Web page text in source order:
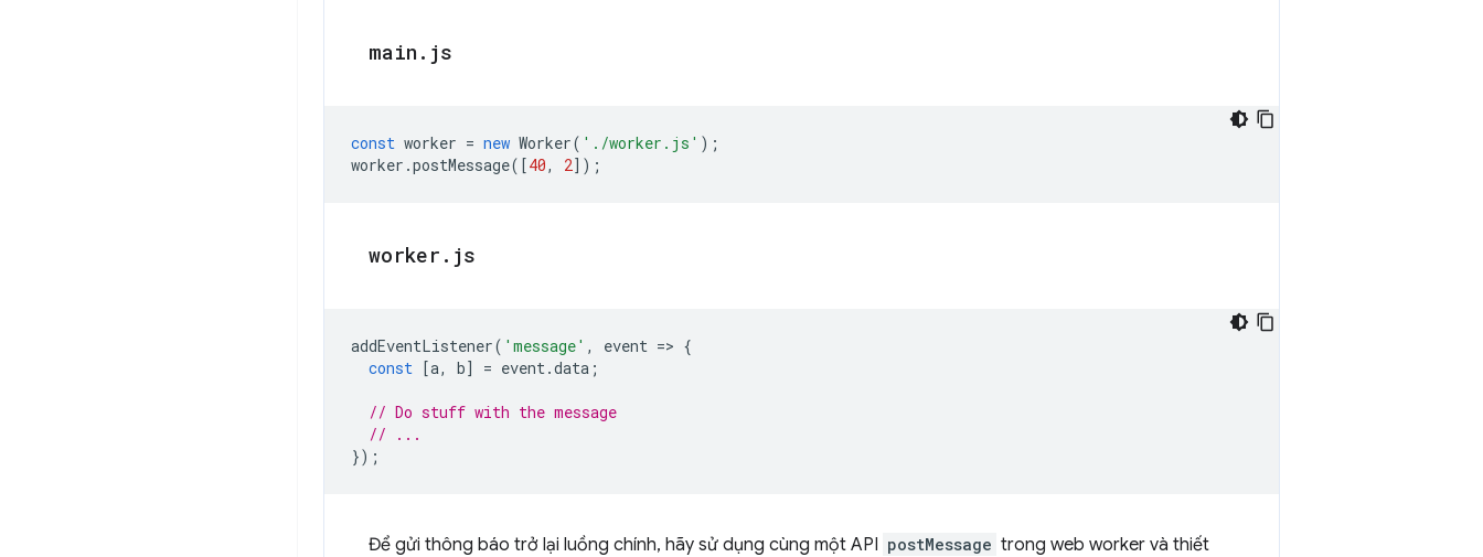
main . js
const worker = new Worker( './worker.js' );
worker .postMessage([40, 2]);
worker . js
addEventListener( 'message' , event => {
const [a, b] = event.data ;
// Do stuff with the message
// ...
});
Để gửi thông báo trở lại luồng chính, hãy sử dụng cùng một API postMessage trong web worker và thiết